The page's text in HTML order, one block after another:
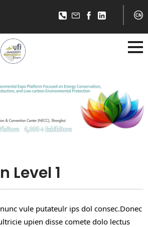
Level 1
vule putateulr ips dol consec.Donec
upien disse comete dolo lectus